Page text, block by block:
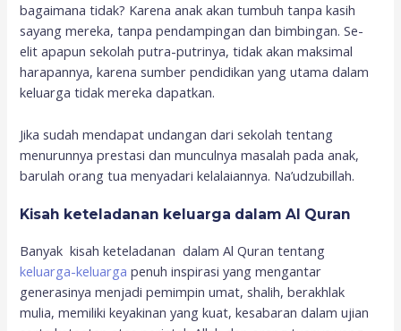
bagaimana tidak? Karena anak akan tumbuh tanpa kasih
sayang mereka, tanpa pendampingan dan bimbingan. Se-
elit apapun sekolah putra-putrinya, tidak akan maksimal
harapannya, karena sumber pendidikan yang utama dalam
keluarga tidak mereka dapatkan.
Jika sudah mendapat undangan dari sekolah tentang
menurunnya prestasi dan munculnya masalah pada anak,
barulah orang tua menyadari kelalaiannya. Na’udzubillah.
Kisah keteladanan keluarga dalam Al Quran
Banyak kisah keteladanan dalam Al Quran tentang
keluarga-keluarga penuh inspirasi yang mengantar
generasinya menjadi pemimpin umat, shalih, berakhlak
mulia, memiliki keyakinan yang kuat, kesabaran dalam ujian